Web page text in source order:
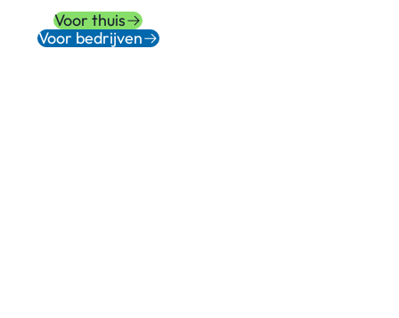
Voor thuis
Voor bedrijven